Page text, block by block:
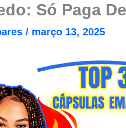
Só Paga
/ março 13, 2025